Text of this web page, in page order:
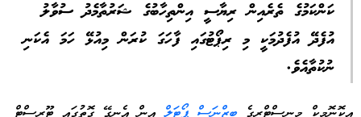
ކަންކަމުގެ ތެރެއިން ރިޔާސީ އިންތިހާބުގެ ޝަރުތާމެދު ސުވާލު
އުފެދޭ އުފެދުމަކީ މި ރިޕޯޓުގައި ފާހަގަ ކުރަން މިއުޅޭ ހަމަ އެކަނި
ނުކުތާއެވެ.